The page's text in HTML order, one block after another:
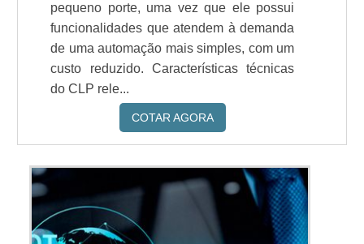
pequeno porte, uma vez que ele possui
funcionalidades que atendem à demanda
de uma automação mais simples, com um
custo reduzido. Características técnicas
do CLP rele...
COTAR AGORA